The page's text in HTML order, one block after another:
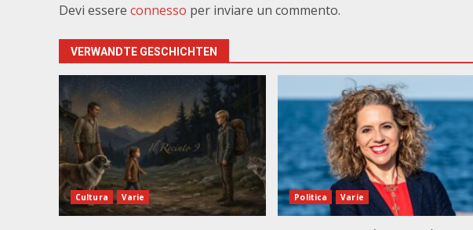
Devi essere connesso per inviare un commento.
VERWANDTE GESCHICHTEN
Cultura Varie Politica Varie